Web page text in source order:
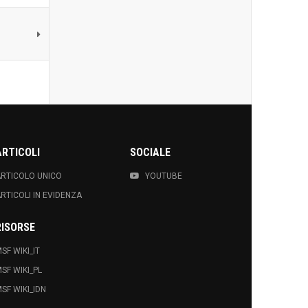
UNICO
IN EVIDENZA
WIKI_IT
WIKI_PL
WIKI_IDN
SOCIALE
YOUTUBE